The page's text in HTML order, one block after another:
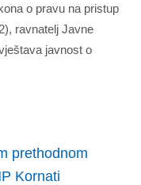
o pravu na pristup
ravnatelj Javne
javnost o
prethodnom
Kornati